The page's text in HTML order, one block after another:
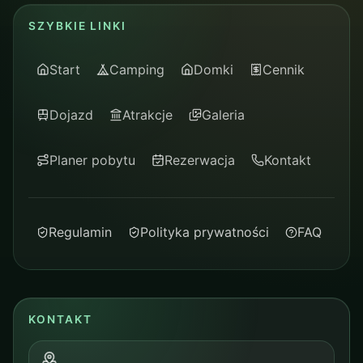
SZYBKIE LINKI
Start Camping Domki Cennik
Dojazd Atrakcje Galeria
Planer pobytu Rezerwacja Kontakt
Regulamin Polityka prywatności FAQ
KONTAKT